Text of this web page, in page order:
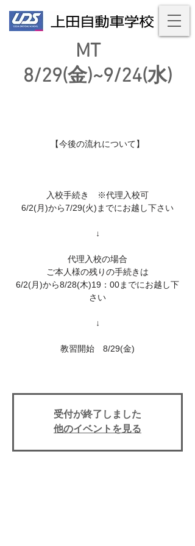
MT
8/29(金)~9/24(水)
【今後の流れについて】
入校手続き ※代理入校可
6/2(月)から7/29(火)までにお越し下さい
↓
代理入校の場合
ご本人様の残りの手続きは
6/2(月)から8/28(木)19：00までにお越し下
さい
↓
教習開始 8/29(金)
受付が終了しました
他のイベントを見る